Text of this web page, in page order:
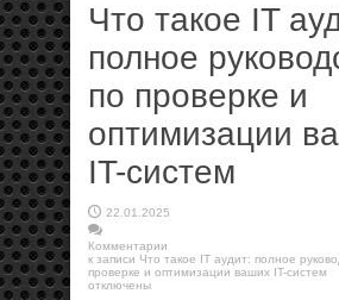
Что такое IT
полное
по проверке и
оптимизации
IT-систем
22.01.2025
Комментарии
к записи Что такое IT аудит: полное
проверке и оптимизации ваших IT-систем
отключены